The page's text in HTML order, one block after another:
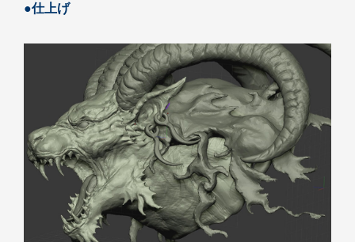
●仕上げ